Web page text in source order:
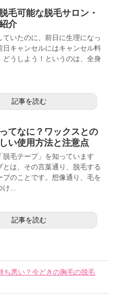
毛可能な脱毛サロン・
介
ていたのに、前日に生理になっ
日キャンセルにはキャンセル料
どうしよう！というのは、全身
記事を読む
てなに？ワックスとの
い使用方法と注意点
脱毛テープ」を知っています
とは、その言葉通り、脱毛する
プのことです。想像通り、毛を
け...
記事を読む
ち悪い？今どきの胸毛の脱毛